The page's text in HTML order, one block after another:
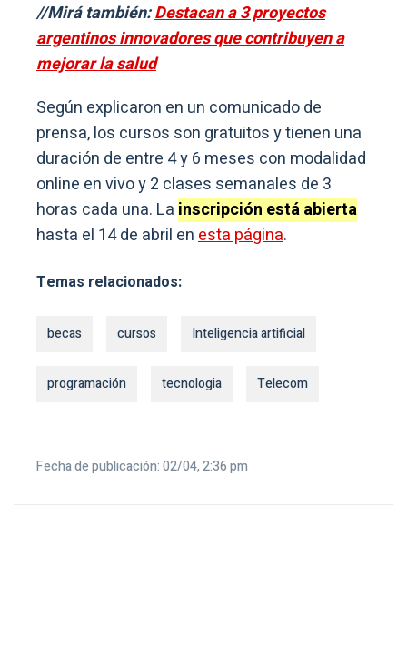
//Mirá también:Destacan a 3 proyectos
argentinos innovadores que contribuyen a
mejorar la salud
Según explicaron en un comunicado de
prensa, los cursos son gratuitos y tienen una
duración de entre 4 y 6 meses con modalidad
online en vivo y 2 clases semanales de 3
horas cada una. La inscripción está abierta
hasta el 14 de abril enesta página.
Temas relacionados:
becas cursos Inteligencia artificial
programación tecnologia Telecom
Fecha de publicación: 02/04, 2:36 pm